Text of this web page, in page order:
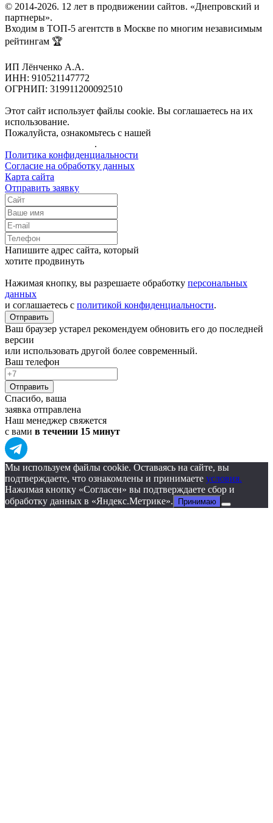
© 2014-2026. 12 лет в продвижении сайтов. «Днепровский и
партнеры».
Входим в ТОП-5 агентств в Москве по многим независимым
рейтингам 🏆
ИП Лёнченко А.А.
ИНН: 910521147772
ОГРНИП: 319911200092510
Этот сайт использует файлы cookie. Вы соглашаетесь на их
использование.
Пожалуйста, ознакомьтесь с нашей
.
Политика конфиденциальности
Согласие на обработку данных
Карта сайта
Отправить заявку
Напишите адрес сайта, который
хотите продвинуть
Нажимая кнопку, вы разрешаете обработку персональных
данных
и соглашаетесь с политикой конфиденциальности.
Отправить
Ваш браузер устарел рекомендуем обновить его до последней
версии
или использовать другой более современный.
Ваш телефон
Отправить
Спасибо, ваша
заявка отправлена
Наш менеджер свяжется
с вами в течении 15 минут
Мы используем файлы cookie. Оставаясь на сайте, вы
подтверждаете, что ознакомлены и принимаете условия.
Нажимая кнопку «Согласен» вы подтверждаете сбор и
обработку данных в «Яндекс.Метрике».
Принимаю